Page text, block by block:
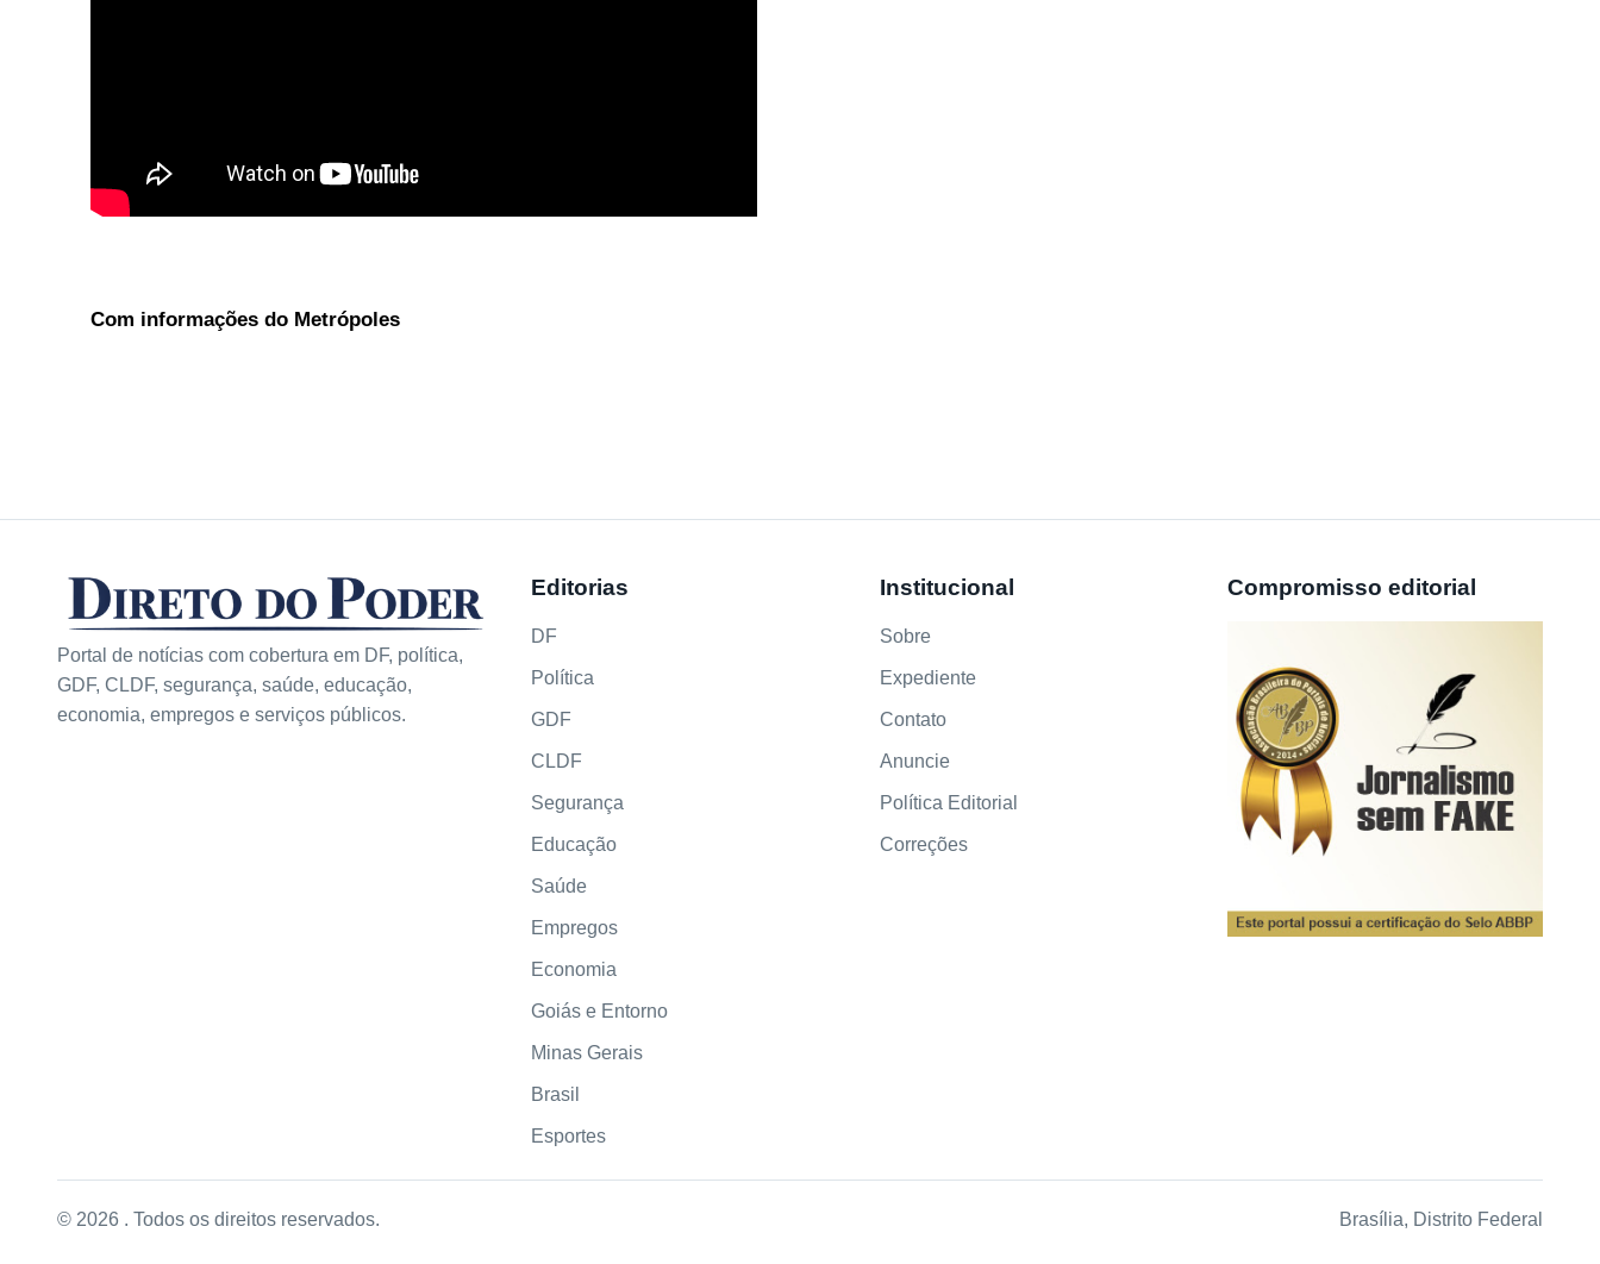
Com informações do Metrópoles
Portal de notícias com cobertura em DF, política,
GDF, CLDF, segurança, saúde, educação,
economia, empregos e serviços públicos.
Editorias
DF
Política
GDF
CLDF
Segurança
Educação
Saúde
Empregos
Economia
Goiás e Entorno
Minas Gerais
Brasil
Esportes
Institucional
Sobre
Expediente
Contato
Anuncie
Política Editorial
Correções
Compromisso editorial
© 2026 . Todos os direitos reservados. Brasília, Distrito Federal